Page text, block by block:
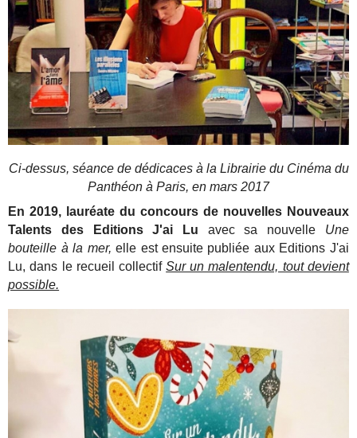
Ci-dessus, séance de dédicaces à la Librairie du Cinéma du
Panthéon à Paris, en mars 2017
En 2019, lauréate du concours de nouvelles Nouveaux
Talents des Editions J'ai Lu avec sa nouvelle Une
bouteille à la mer, elle est ensuite publiée aux Editions J'ai
Lu, dans le recueil collectifSur un malentendu, tout devient
possible.